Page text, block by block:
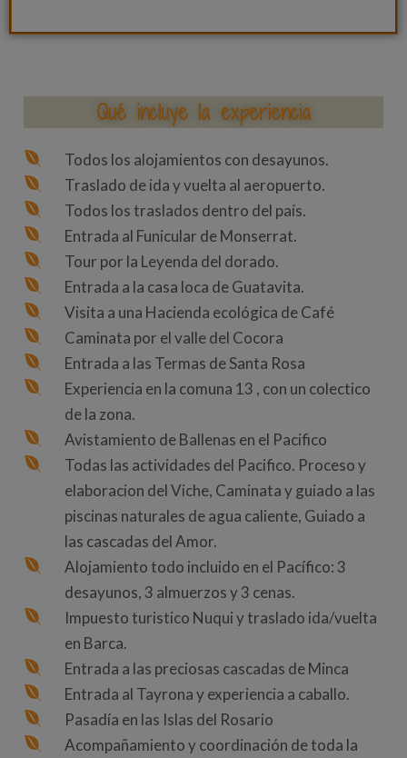
Qué incluye la experiencia
Todos los alojamientos con desayunos.
Traslado de ida y vuelta al aeropuerto.
Todos los traslados dentro del país.
Entrada al Funicular de Monserrat.
Tour por la Leyenda del dorado.
Entrada a la casa loca de Guatavita.
Visita a una Hacienda ecológica de Café
Caminata por el valle del Cocora
Entrada a las Termas de Santa Rosa
Experiencia en la comuna 13 , con un colectico
de la zona.
Avistamiento de Ballenas en el Pacifico
Todas las actividades del Pacifico. Proceso y
elaboracion del Viche, Caminata y guiado a las
piscinas naturales de agua caliente, Guiado a
las cascadas del Amor.
Alojamiento todo incluido en el Pacífico: 3
desayunos, 3 almuerzos y 3 cenas.
Impuesto turistico Nuqui y traslado ida/vuelta
en Barca.
Entrada a las preciosas cascadas de Minca
Entrada al Tayrona y experiencia a caballo.
Pasadía en las Islas del Rosario
Acompañamiento y coordinación de toda la